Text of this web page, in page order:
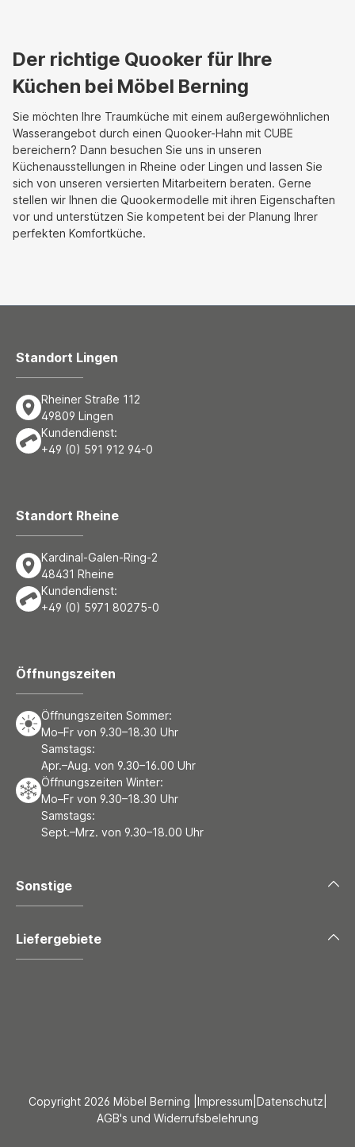
Der richtige Quooker für Ihre
Küchen bei Möbel Berning
Sie möchten Ihre Traumküche mit einem außergewöhnlichen
Wasserangebot durch einen Quooker-Hahn mit CUBE
bereichern? Dann besuchen Sie uns in unseren
Küchenausstellungen in Rheine oder Lingen und lassen Sie
sich von unseren versierten Mitarbeitern beraten. Gerne
stellen wir Ihnen die Quookermodelle mit ihren Eigenschaften
vor und unterstützen Sie kompetent bei der Planung Ihrer
perfekten Komfortküche.
Standort Lingen
Rheiner Straße 112
49809 Lingen
Kundendienst:
+49 (0) 591 912 94-0
Standort Rheine
Kardinal-Galen-Ring-2
48431 Rheine
Kundendienst:
+49 (0) 5971 80275-0
Öffnungszeiten
Öffnungszeiten Sommer:
Mo–Fr von 9.30–18.30 Uhr
Samstags:
Apr.–Aug. von 9.30–16.00 Uhr
Öffnungszeiten Winter:
Mo–Fr von 9.30–18.30 Uhr
Samstags:
Sept.–Mrz. von 9.30–18.00 Uhr
Sonstige
Liefergebiete
Copyright 2026 Möbel Berning | Impressum Datenschutz
AGB's und Widerrufsbelehrung